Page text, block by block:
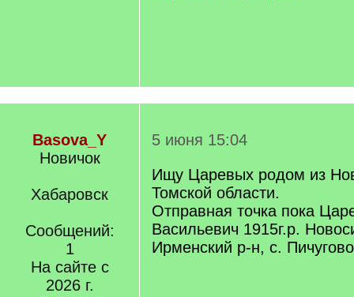
Basova_Y
Новичок
Хабаровск
Сообщений:
1
На сайте с
2026 г.
5 июня 15:04
Ищу Царевых родом из
Томской области.
Отправная точка пока
Васильевич 1915г.р.
Ирменский р-н, с.